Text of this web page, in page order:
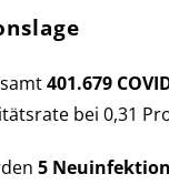
401.679
bei 0,31
5